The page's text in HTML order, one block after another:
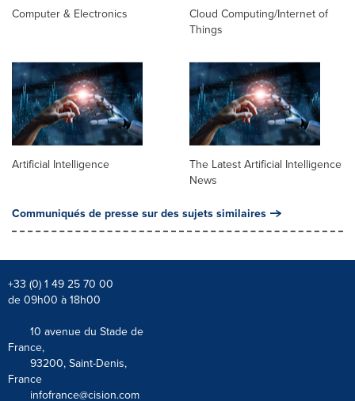
Computer & Electronics
Cloud Computing/Internet of
Things
Artificial Intelligence
The Latest Artificial Intelligence
News
Communiqués de presse sur des sujets similaires
+33 (0) 1 49 25 70 00
de 09h00 à 18h00
10 avenue du Stade de
France,
93200, Saint-Denis,
France
infofrance@cision.com